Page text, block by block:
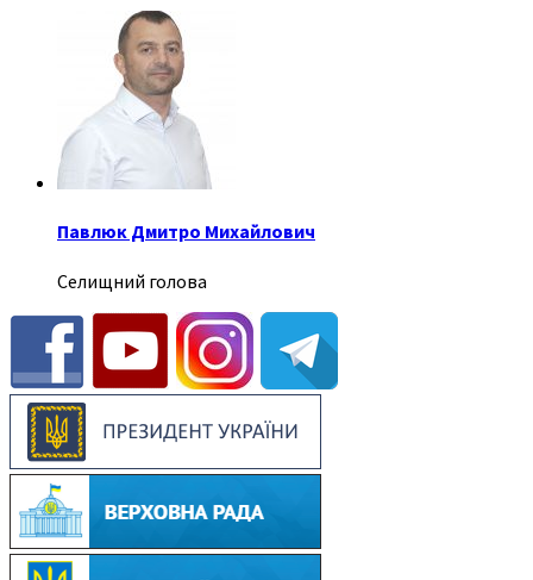
Павлюк Дмитро Михайлович
Селищний голова